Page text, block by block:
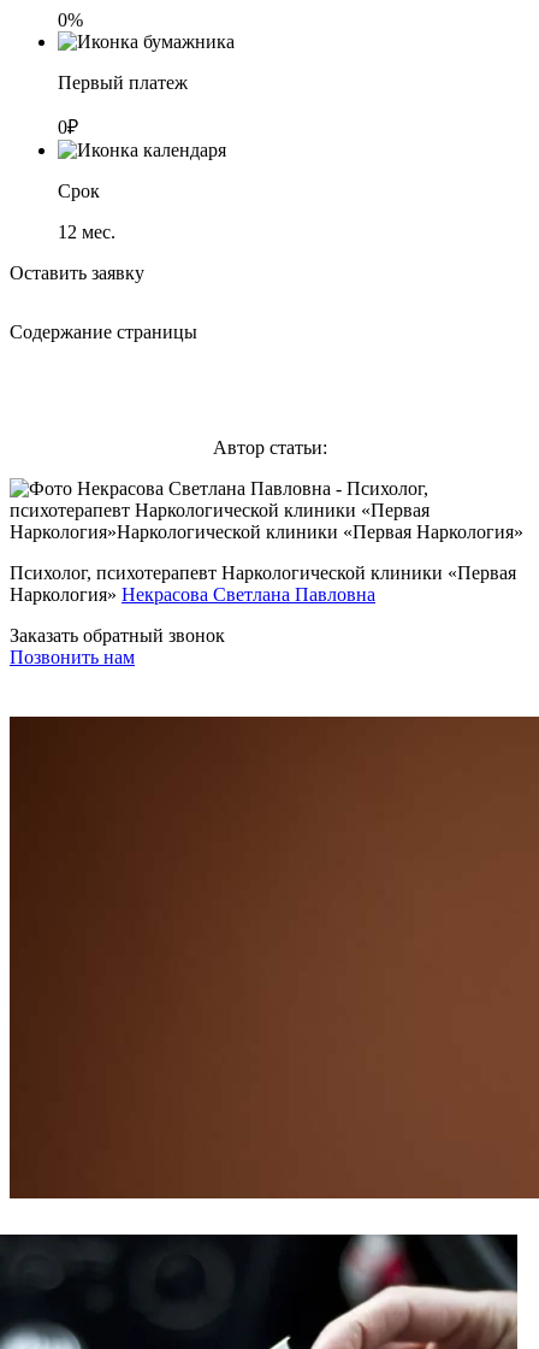
0%
Первый платеж
0₽
Срок
12 мес.
Оставить заявку
Содержание страницы
Автор статьи:
Психолог, психотерапевт Наркологической клиники «Первая
Наркология» Некрасова Светлана Павловна
Заказать обратный звонок
Позвонить нам